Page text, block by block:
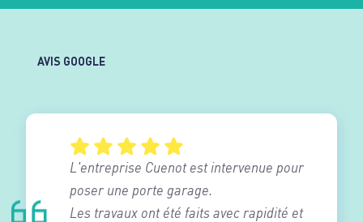
AVIS GOOGLE
L'entreprise Cuenot est intervenue pour
poser une porte garage.
Les travaux ont été faits avec rapidité et